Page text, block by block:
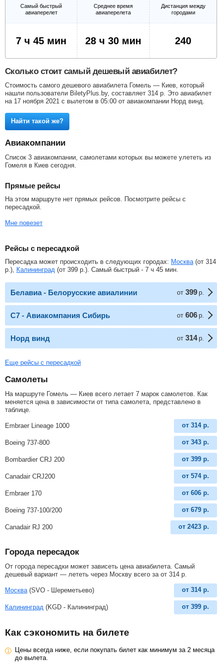
Самый быстрый
авиаперелет
Среднее время
авиаперелета
Дистанция между
городами
7 ч 45 мин 28 ч 30 мин 240
Сколько стоит самый дешевый авиабилет?
Стоимость самого дешевого авиабилета Гомель — Киев, который
нашли пользователи BiletyPlus.by, составляет 314 р . Это авиабилет
на 17 ноября 2021 с вылетом в 05:00 от авиакомпании Норд винд.
Найти такой же?
Авиакомпании
Список 3 авиакомпании, самолетами которых вы можете улететь из
Гомеля в Киев сегодня.
Прямые рейсы
На этом маршруте нет прямых рейсов. Посмотрите рейсы с
пересадкой.
Мне повезет
Рейсы с пересадкой
Пересадка может происходить в следующих городах: Москва (от 314
р. ), Калининград (от 399 р. ). Самый быстрый - 7 ч 45 мин.
Белавиа - Белорусские авиалинии от 399 р.
С7 - Авиакомпания Сибирь от 606 р.
Норд винд от 314 р.
Еще рейсы с пересадкой
Самолеты
На маршруте Гомель — Киев всего летает 7 марок самолетов. Как
меняется цена в зависимости от типа самолета, представлено в
таблице.
Embraer Lineage 1000 от 314 р.
Boeing 737-800 от 343 р.
Bombardier CRJ 200 от 399 р.
Canadair CRJ200 от 574 р.
Embraer 170 от 606 р.
Boeing 737-100/200 от 679 р.
Canadair RJ 200 от 2423 р.
Города пересадок
От города пересадки может зависеть цена авиабилета. Самый
дешевый вариант — лететь через Москву всего за от 314 р
Москва (SVO - Шереметьево) от 314 р.
Калининград (KGD - Калининград) от 399 р.
Как сэкономить на билете
Цены всегда ниже, если покупать билет как минимум за 2 месяца
до вылета.